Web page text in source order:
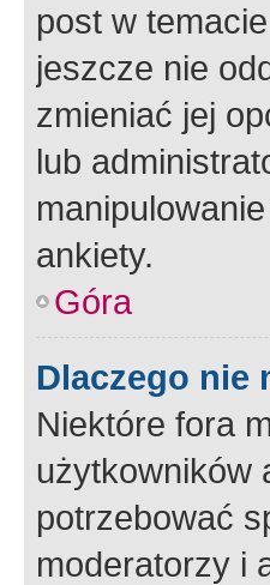
post w
jeszcze nie
zmieniać jej
lub
ankiety.
Góra
Dlaczego nie
Niektóre fora
użytkowników
potrzebować
moderatorzy i